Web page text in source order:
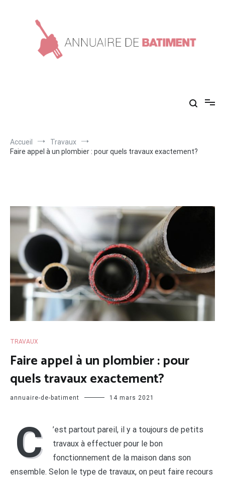
Accueil
Travaux
Faire appel à un plombier : pour quels travaux exactement?
TRAVAUX
Faire appel à un plombier : pour
quels travaux exactement?
annuaire-de-batiment 14 mars 2021
C
’est partout pareil, il y a toujours de petits
travaux à effectuer pour le bon
fonctionnement de la maison dans son
ensemble. Selon le type de travaux, on peut faire recours